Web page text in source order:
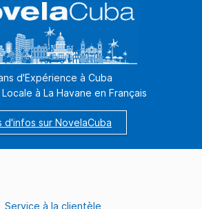
d'Expérience à Cuba
à La Havane en Français
d'infos sur NovelaCuba
Service à la clientèle